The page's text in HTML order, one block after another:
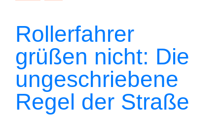
Rollerfahrer
grüßen nicht: Die
ungeschriebene
Regel der Straße